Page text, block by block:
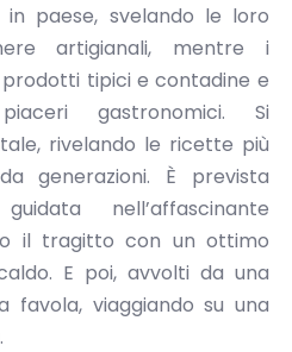
paese, svelando le loro
artigianali, mentre i
tipici e contadine e
gastronomici. Si
rivelando le ricette più
generazioni. È prevista
nell’affascinante
il tragitto con un ottimo
E poi, avvolti da una
viaggiando su una